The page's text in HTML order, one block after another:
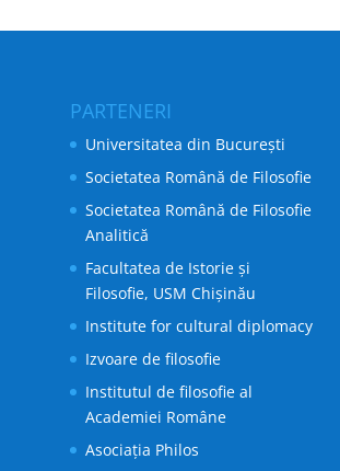
PARTENERI
Universitatea din București
Societatea Română de Filosofie
Societatea Română de Filosofie
Analitică
Facultatea de Istorie și
Filosofie, USM Chișinău
Institute for cultural diplomacy
Izvoare de filosofie
Institutul de filosofie al
Academiei Române
Asociația Philos